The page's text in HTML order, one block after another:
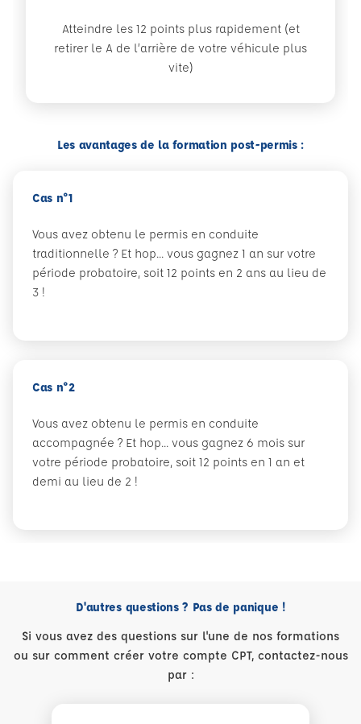
Atteindre les 12 points plus rapidement (et
retirer le A de l’arrière de votre véhicule plus
vite)
Les avantages de la formation post-permis :
Cas n°1
Vous avez obtenu le permis en conduite
traditionnelle ? Et hop... vous gagnez 1 an sur votre
période probatoire, soit 12 points en 2 ans au lieu de
3 !
Cas n°2
Vous avez obtenu le permis en conduite
accompagnée ? Et hop... vous gagnez 6 mois sur
votre période probatoire, soit 12 points en 1 an et
demi au lieu de 2 !
D'autres questions ? Pas de panique !
Si vous avez des questions sur l'une de nos formations
ou sur comment créer votre compte CPT, contactez-nous
par :